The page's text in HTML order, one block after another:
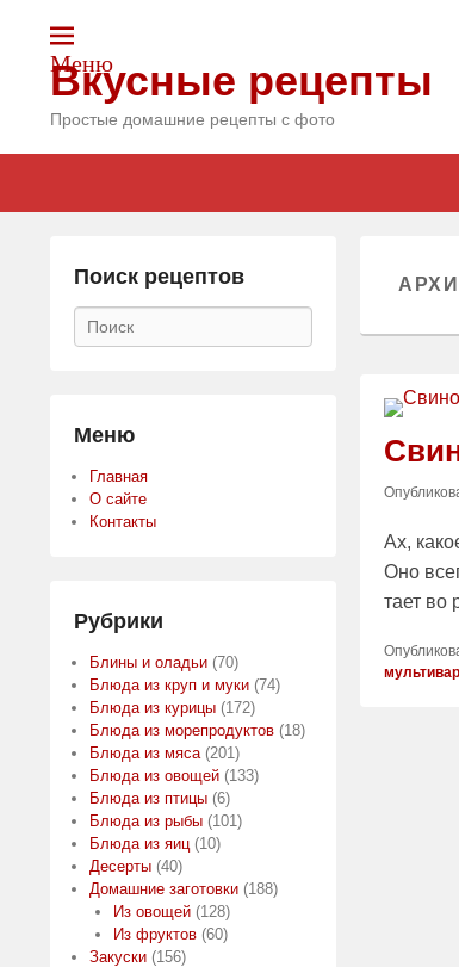
Меню
Вкусные рецепты
Простые домашние рецепты с фото
Ах,
Оно
тает во
Поиск рецептов
Поиск
Меню
Главная
О сайте
Контакты
Рубрики
Блины и оладьи (70)
Блюда из круп и муки (74)
Блюда из курицы (172)
Блюда из морепродуктов (18)
Блюда из мяса(201)
Блюда из овощей (133)
Блюда из птицы (6)
Блюда из рыбы (101)
Блюда из яиц(10)
Десерты (40)
Домашние заготовки (188)
Из овощей(128)
Из фруктов(60)
Закуски (156)